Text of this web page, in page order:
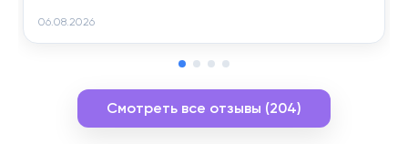
06.08.2026
Смотреть все отзывы (204)